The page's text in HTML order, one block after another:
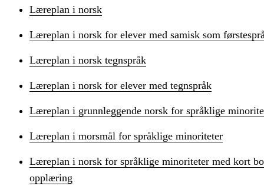
Læreplan i norsk
Læreplan i norsk for elever med samisk som
Læreplan i norsk tegnspråk
Læreplan i norsk for elever med tegnspråk
Læreplan i grunnleggende norsk for språklige
Læreplan i morsmål for språklige minoriteter
Læreplan i norsk for språklige minoriteter med kort
opplæring